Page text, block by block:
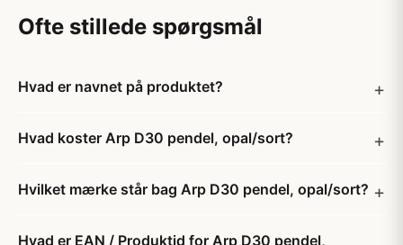
Ofte stillede spørgsmål
Hvad er navnet på produktet?
Hvad koster Arp D30 pendel, opal/sort?
Hvilket mærke står bag Arp D30 pendel, opal/sort?
Hvad er EAN / Produktid for Arp D30 pendel,